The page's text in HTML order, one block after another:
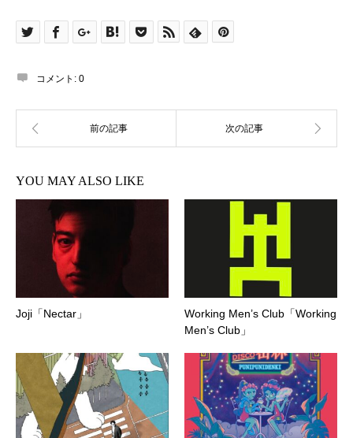
コメント: 0
YOU MAY ALSO LIKE
Joji「Nectar」
Working Men’s Club「Working
Men’s Club」